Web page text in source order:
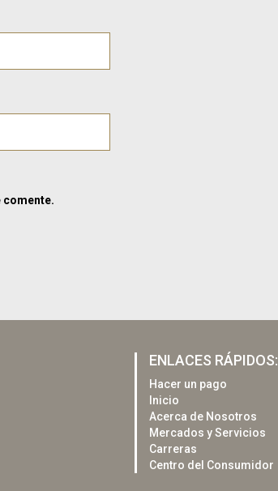
comente.
ENLACES RÁPIDOS:
Hacer un pago
Inicio
Acerca de Nosotros
Mercados y Servicios
Carreras
Centro del Consumidor